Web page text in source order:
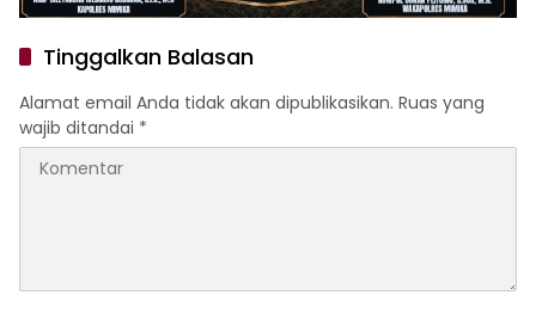
Tinggalkan Balasan
Alamat email Anda tidak akan dipublikasikan. Ruas yang
wajib ditandai *